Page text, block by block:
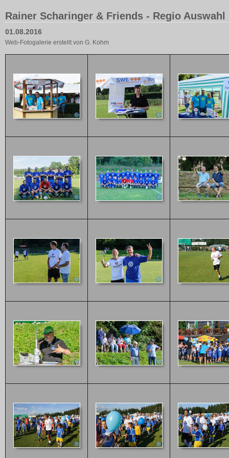
Rainer Scharinger & Friends - Regio Auswahl
01.08.2016
Web-Fotogalerie erstellt von G. Kohm